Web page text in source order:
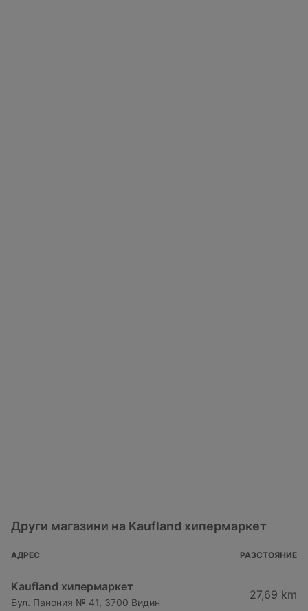
Други магазини на Kaufland хипермаркет
АДРЕС РАЗСТОЯНИЕ
Kaufland хипермаркет
Бул. Панония № 41, 3700 Видин
27,69 km